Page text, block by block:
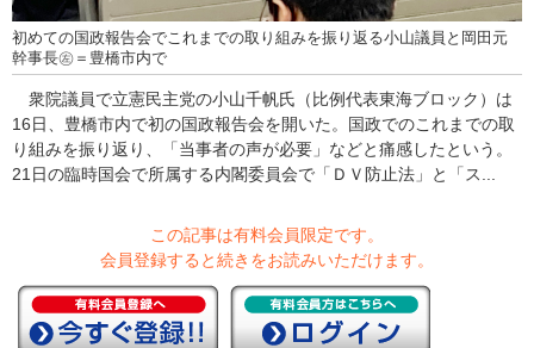
初めての国政報告会でこれまでの取り組みを振り返る小山議員と岡田元
幹事長㊧＝豊橋市内で
衆院議員で立憲民主党の小山千帆氏（比例代表東海ブロック）は
16日、豊橋市内で初の国政報告会を開いた。国政でのこれまでの取
り組みを振り返り、「当事者の声が必要」などと痛感したという。
21日の臨時国会で所属する内閣委員会で「ＤＶ防止法」と「ス...
この記事は有料会員限定です。
会員登録すると続きをお読みいただけます。